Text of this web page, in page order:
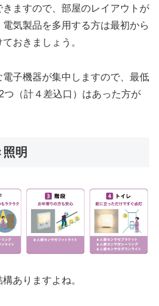
ますので、部屋のレイアウトが
気製品を多用する方は最初から
おきましょう。
子機器が集中しますので、最低
つ（計４差込口）はあった方が
明
ありますよね。